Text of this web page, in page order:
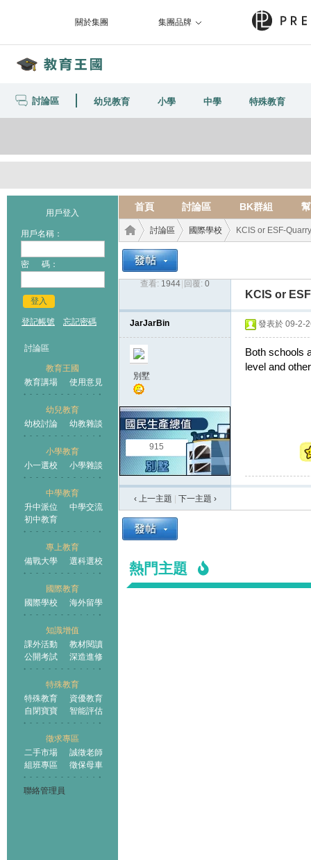
關於集團 集團品牌
討論區 幼兒教育 小學 中學 特殊教育
用戶登入
用戶名稱：
密 碼：
登入
登記帳號 忘記密碼
討論區
教育王國
教育講場
使用意見
幼兒教育
幼校討論
幼教雜談
小學教育
小一選校
小學雜談
中學教育
升中派位
中學交流
初中教育
專上教育
備戰大學
選科選校
國際教育
國際學校
海外留學
知識增值
課外活動
教材閱讀
公開考試
深造進修
特殊教育
特殊教育
資優教育
自閉寶寶
智能評估
徵求專區
二手市場
誠徵老師
組班專區
徵保母車
聯絡管理員
首頁 討論區 BK群組
王國
討論區 國際學校 KCIS or ESF-
查看: 1944 回覆: 0
KCIS or
JarJarBin
別墅
915
發表於 09-2-
Both schools
level and
‹ 上一主題 下一主題 ›
熱門主題